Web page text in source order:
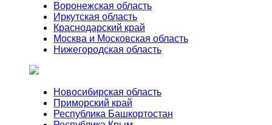
Воронежская область
Иркутская область
Краснодарский край
Москва и Московская область
Нижегородская область
Новосибирская область
Приморский край
Республика Башкортостан